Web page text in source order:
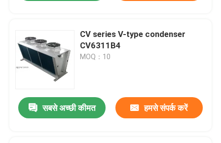
CV series V-type condenser
CV6311B4
MOQ：10
सबसे अच्छी कीमत हमसे संपर्क करें